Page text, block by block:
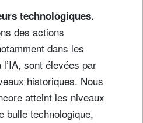
technologiques.
des actions
dans les
sont élevées par
historiques. Nous
atteint les niveaux
bulle technologique,